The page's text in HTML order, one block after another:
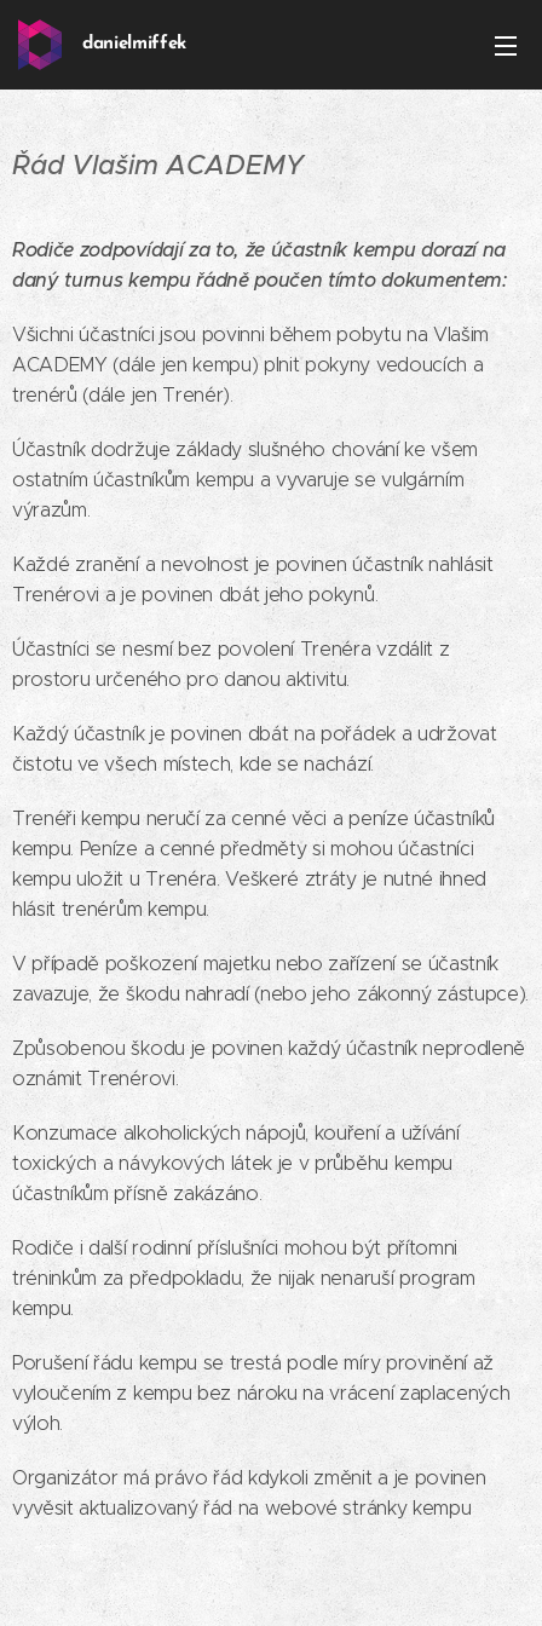
danielmiffek
Řád Vlašim ACADEMY
Rodiče zodpovídají za to, že účastník kempu dorazí na
daný turnus kempu řádně poučen tímto dokumentem:
Všichni účastníci jsou povinni během pobytu na Vlašim
ACADEMY (dále jen kempu) plnit pokyny vedoucích a
trenérů (dále jen Trenér).
Účastník dodržuje základy slušného chování ke všem
ostatním účastníkům kempu a vyvaruje se vulgárním
výrazům.
Každé zranění a nevolnost je povinen účastník nahlásit
Trenérovi a je povinen dbát jeho pokynů.
Účastníci se nesmí bez povolení Trenéra vzdálit z
prostoru určeného pro danou aktivitu.
Každý účastník je povinen dbát na pořádek a udržovat
čistotu ve všech místech, kde se nachází.
Trenéři kempu neručí za cenné věci a peníze účastníků
kempu. Peníze a cenné předměty si mohou účastníci
kempu uložit u Trenéra. Veškeré ztráty je nutné ihned
hlásit trenérům kempu.
V případě poškození majetku nebo zařízení se účastník
zavazuje, že škodu nahradí (nebo jeho zákonný zástupce).
Způsobenou škodu je povinen každý účastník neprodleně
oznámit Trenérovi.
Konzumace alkoholických nápojů, kouření a užívání
toxických a návykových látek je v průběhu kempu
účastníkům přísně zakázáno.
Rodiče i další rodinní příslušníci mohou být přítomni
tréninkům za předpokladu, že nijak nenaruší program
kempu.
Porušení řádu kempu se trestá podle míry provinění až
vyloučením z kempu bez nároku na vrácení zaplacených
výloh.
Organizátor má právo řád kdykoli změnit a je povinen
vyvěsit aktualizovaný řád na webové stránky kempu